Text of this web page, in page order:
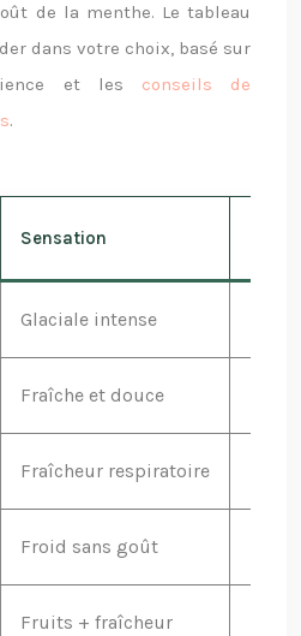
de la menthe. Le tableau
dans votre choix, basé sur
et les conseils de
.
Sensation
Glaciale intense
Fraîche et douce
Fraîcheur respiratoire
Froid sans goût
Fruits + fraîcheur